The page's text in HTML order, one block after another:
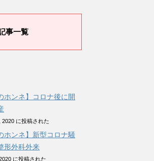
事一覧
ホンネ】コロナ後に開
2020 に投稿された
ホンネ】新型コロナ騒
形外科外来
に投稿された